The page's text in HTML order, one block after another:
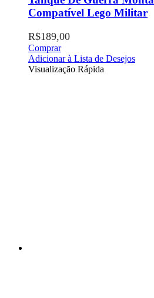
Compatível Lego Militar
R$189,00
Comprar
Adicionar à Lista de Desejos
Visualização Rápida